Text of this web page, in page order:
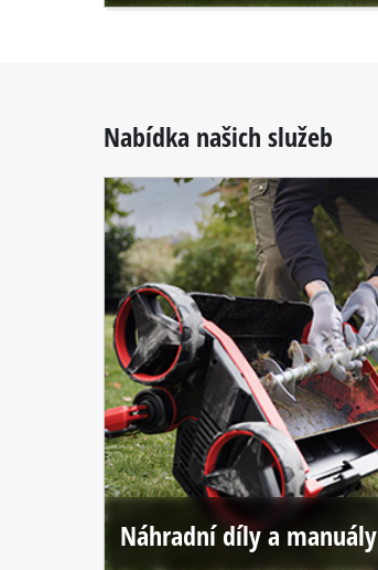
Nabídka našich služeb
Náhradní díly a manuály